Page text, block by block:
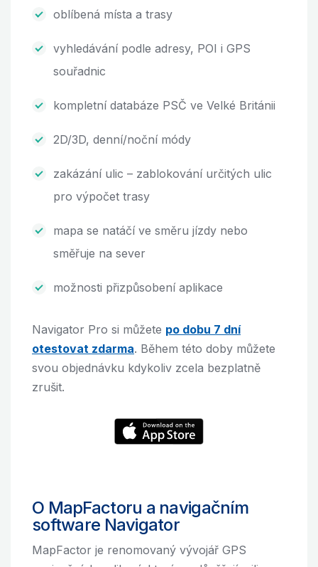
oblíbená místa a trasy
vyhledávání podle adresy, POI i GPS
souřadnic
kompletní databáze PSČ ve Velké Británii
2D/3D, denní/noční módy
zakázání ulic – zablokování určitých ulic
pro výpočet trasy
mapa se natáčí ve směru jízdy nebo
směřuje na sever
možnosti přizpůsobení aplikace
Navigator Pro si můžete po dobu 7 dní
otestovat zdarma. Během této doby můžete
svou objednávku kdykoliv zcela bezplatně
zrušit.
O MapFactoru a navigačním
software Navigator
MapFactor je renomovaný vývojář GPS